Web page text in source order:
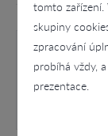
tomto zařízení.
skupiny
zpracování
probíhá vždy,
prezentace.